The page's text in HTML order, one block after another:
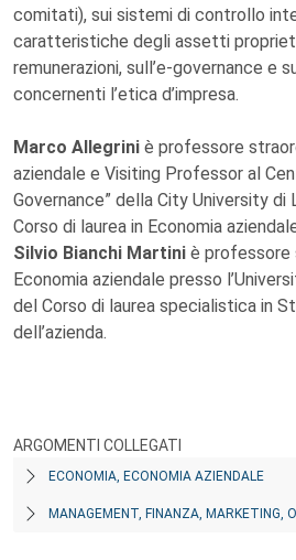
comitati), sui sistemi di controllo
caratteristiche degli assetti
remunerazioni, sull’e-governance e
concernenti l’etica d’impresa.
Marco Allegrini è professore
aziendale e Visiting Professor al
Governance” della City University di
Corso di laurea in Economia
Silvio Bianchi Martini è professore
Economia aziendale presso
del Corso di laurea specialistica in
dell’azienda.
ARGOMENTI COLLEGATI
ECONOMIA, ECONOMIA AZIENDALE
MANAGEMENT, FINANZA, MARKETING,